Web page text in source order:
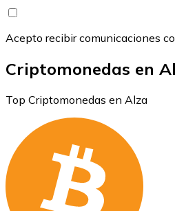
Acepto recibir comunicaciones
Criptomonedas en
Top Criptomonedas en Alza